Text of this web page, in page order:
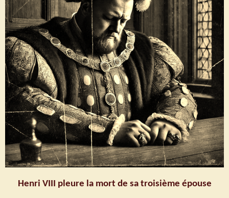
Henri VIII pleure la mort de sa troisième épouse